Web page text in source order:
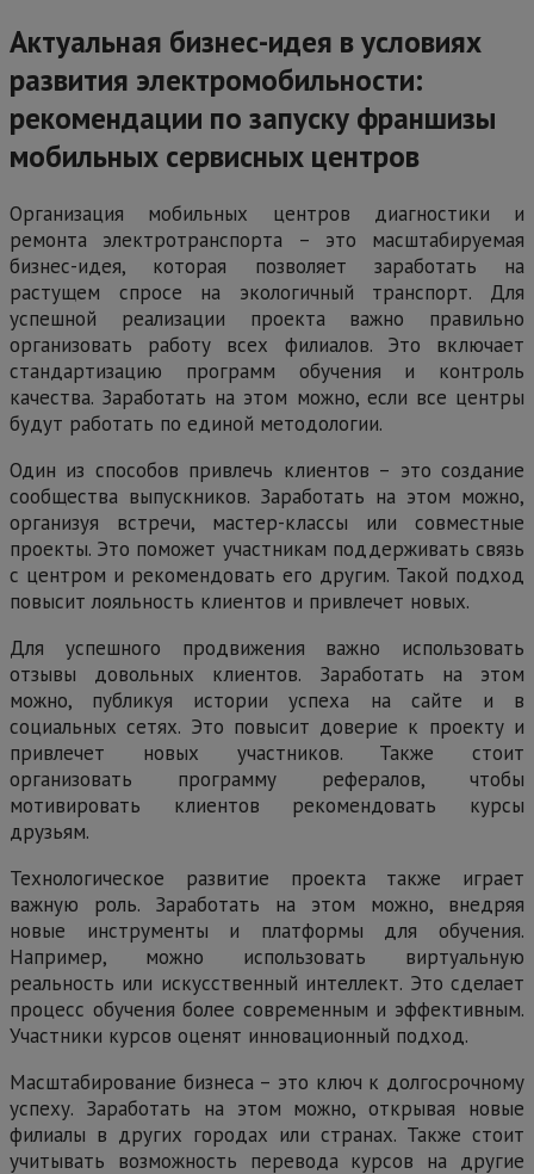
Актуальная бизнес-идея в условиях
развития электромобильности:
рекомендации по запуску франшизы
мобильных сервисных центров
Организация мобильных центров диагностики и
ремонта электротранспорта – это масштабируемая
бизнес-идея, которая позволяет заработать на
растущем спросе на экологичный транспорт. Для
успешной реализации проекта важно правильно
организовать работу всех филиалов. Это включает
стандартизацию программ обучения и контроль
качества. Заработать на этом можно, если все центры
будут работать по единой методологии.
Один из способов привлечь клиентов – это создание
сообщества выпускников. Заработать на этом можно,
организуя встречи, мастер-классы или совместные
проекты. Это поможет участникам поддерживать связь
с центром и рекомендовать его другим. Такой подход
повысит лояльность клиентов и привлечет новых.
Для успешного продвижения важно использовать
отзывы довольных клиентов. Заработать на этом
можно, публикуя истории успеха на сайте и в
социальных сетях. Это повысит доверие к проекту и
привлечет новых участников. Также стоит
организовать программу рефералов, чтобы
мотивировать клиентов рекомендовать курсы
друзьям.
Технологическое развитие проекта также играет
важную роль. Заработать на этом можно, внедряя
новые инструменты и платформы для обучения.
Например, можно использовать виртуальную
реальность или искусственный интеллект. Это сделает
процесс обучения более современным и эффективным.
Участники курсов оценят инновационный подход.
Масштабирование бизнеса – это ключ к долгосрочному
успеху. Заработать на этом можно, открывая новые
филиалы в других городах или странах. Также стоит
учитывать возможность перевода курсов на другие